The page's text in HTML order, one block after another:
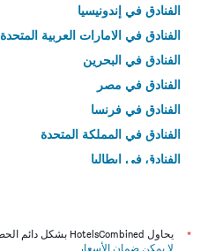
الفنادق في إندونيسيا
الفنادق في الامارات العربية المتحدة
الفنادق في البحرين
الفنادق في مصر
الفنادق في فرنسا
الفنادق في المملكة المتحدة
الفنادق في إيطاليا
*
يحاول HotelsCombined بشكل دائم الحصول على الأسعار الدقيقة، ولكن
لا يمكن ضمان الأسعار